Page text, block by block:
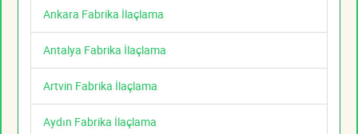
Ankara Fabrika İlaçlama
Antalya Fabrika İlaçlama
Artvin Fabrika İlaçlama
Aydın Fabrika İlaçlama